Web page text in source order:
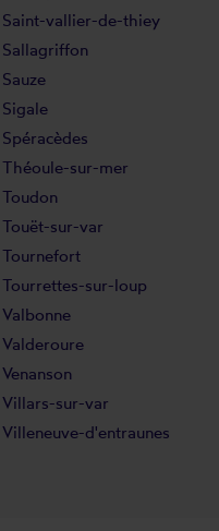
Saint-vallier-de-thiey
Sallagriffon
Sauze
Sigale
Spéracèdes
Théoule-sur-mer
Toudon
Touët-sur-var
Tournefort
Tourrettes-sur-loup
Valbonne
Valderoure
Venanson
Villars-sur-var
Villeneuve-d'entraunes